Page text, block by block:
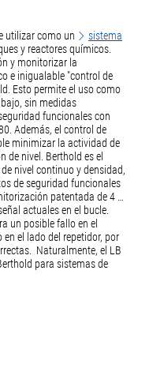
utilizar como un
sistema
y reactores químicos.
y monitorizar la
e inigualable "control de
Esto permite el uso como
sin medidas
funcionales con
Además, el control de
minimizar la actividad de
de nivel. Berthold es el
nivel continuo y densidad,
de seguridad funcionales
patentada de 4 …
actuales en el bucle.
un posible fallo en el
el lado del repetidor, por
Naturalmente, el LB
para sistemas de